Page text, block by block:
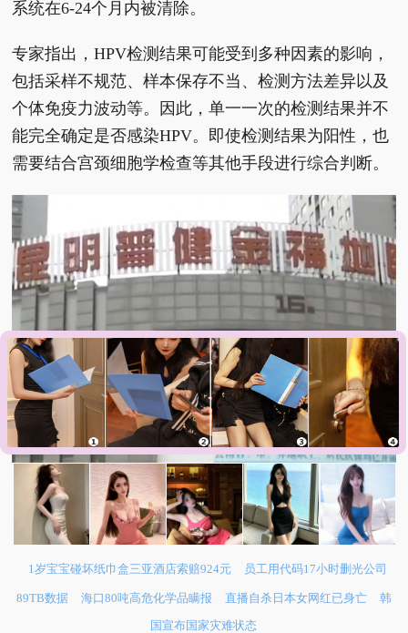
系统在6-24个月内被清除。
专家指出，HPV检测结果可能受到多种因素的影响，
包括采样不规范、样本保存不当、检测方法差异以及
个体免疫力波动等。因此，单一一次的检测结果并不
能完全确定是否感染HPV。即使检测结果为阳性，也
需要结合宫颈细胞学检查等其他手段进行综合判断。
1岁宝宝碰坏纸巾盒三亚酒店索赔924元 员工用代码17小时删光公司
89TB数据 海口80吨高危化学品瞒报 直播自杀日本女网红已身亡
韩
国宣布国家灾难状态